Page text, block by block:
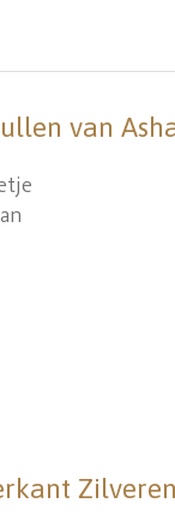
van